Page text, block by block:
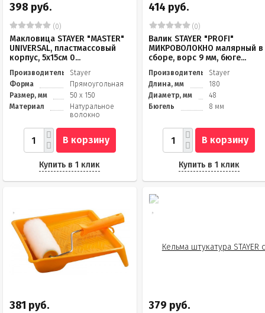
398 руб.
(0)
Макловица STAYER "MASTER"
UNIVERSAL, пластмассовый
корпус, 5х15см 0...
Производитель
Stayer
Форма
Прямоугольная
Размер, мм
50 х 150
Материал
Натуральное
волокно
В корзину
Купить в 1 клик
414 руб.
(0)
Валик STAYER "PROFI"
МИКРОВОЛОКНО малярный в
сборе, ворс 9 мм, бюге...
Производитель
Stayer
Длина, мм
180
Диаметр, мм
48
Бюгель
8 мм
В корзину
Купить в 1 клик
381 руб. 379 руб.